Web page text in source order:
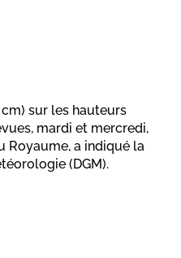
sur les hauteurs
mardi et mercredi,
Royaume, a indiqué la
(DGM).